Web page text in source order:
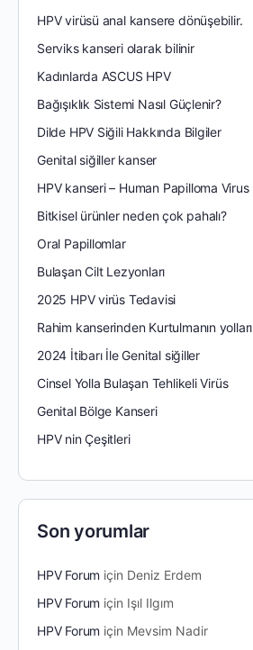
HPV virüsü anal kansere dönüşebilir.
Serviks kanseri olarak bilinir
Kadınlarda ASCUS HPV
Bağışıklık Sistemi Nasıl Güçlenir?
Dilde HPV Siğili Hakkında Bilgiler
Genital siğiller kanser
HPV kanseri – Human Papilloma Virus
Bitkisel ürünler neden çok pahalı?
Oral Papillomlar
Bulaşan Cilt Lezyonları
2025 HPV virüs Tedavisi
Rahim kanserinden Kurtulmanın yolları
2024 İtibarı İle Genital siğiller
Cinsel Yolla Bulaşan Tehlikeli Virüs
Genital Bölge Kanseri
HPV nin Çeşitleri
Son yorumlar
HPV Forum için Deniz Erdem
HPV Forum için Işıl Ilgım
HPV Forum için Mevsim Nadir